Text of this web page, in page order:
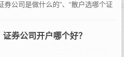
券公司是做什么的”、“散户选哪个证
券公司开户哪个好？